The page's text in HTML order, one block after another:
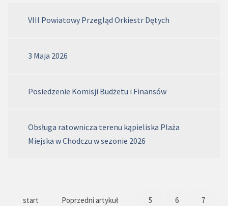
VIII Powiatowy Przegląd Orkiestr Dętych
3 Maja 2026
Posiedzenie Komisji Budżetu i Finansów
Obsługa ratownicza terenu kąpieliska Plaża
Miejska w Chodczu w sezonie 2026
start Poprzedni artykuł 5 6 7